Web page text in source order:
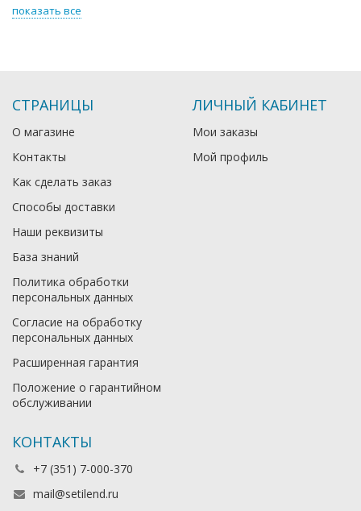
показать все
СТРАНИЦЫ
О магазине
Контакты
Как сделать заказ
Способы доставки
Наши реквизиты
База знаний
Политика обработки
персональных данных
Согласие на обработку
персональных данных
Расширенная гарантия
Положение о гарантийном
обслуживании
ЛИЧНЫЙ КАБИНЕТ
Мои заказы
Мой профиль
КОНТАКТЫ
+7 (351) 7-000-370
mail@setilend.ru